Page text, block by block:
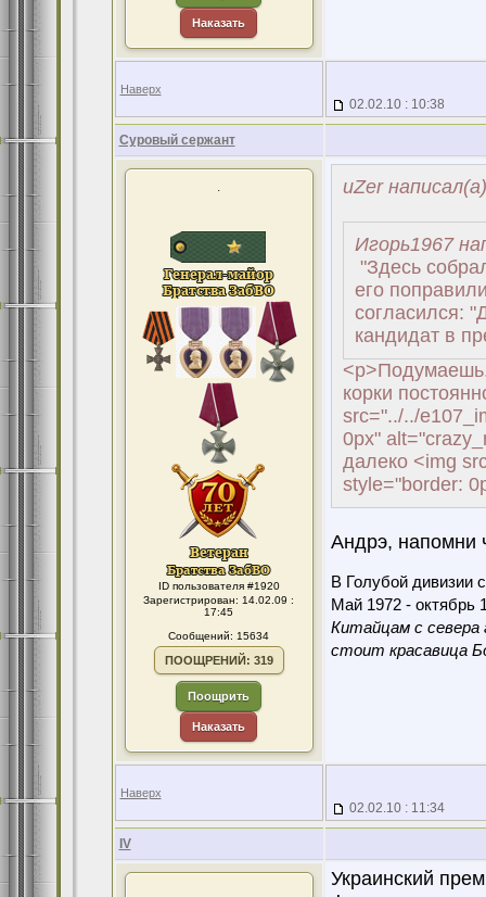
Наказать
Наверх
02.02.10 : 10:38
Суровый сержант
.
ID пользователя #1920
Зарегистрирован: 14.02.09 :
17:45
Сообщений: 15634
ПООЩРЕНИЙ: 319
Поощрить
Наказать
uZer написал(а)
Игорь1967
"Здесь
его
согласился:
кандидат в
корки
src="../../
0px"
далеко <img
style="border:
Андрэ, напомни
В Голубой дивизии
Май 1972 - октябрь
Китайцам с севера
стоит красавица
Наверх
02.02.10 : 11:34
IV
Украинский